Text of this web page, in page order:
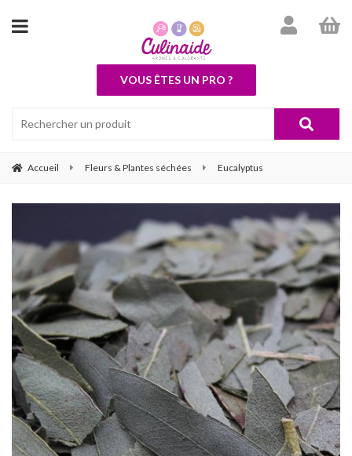
VOUS ÊTES UN PRO ?
Accueil Fleurs & Plantes séchées Eucalyptus